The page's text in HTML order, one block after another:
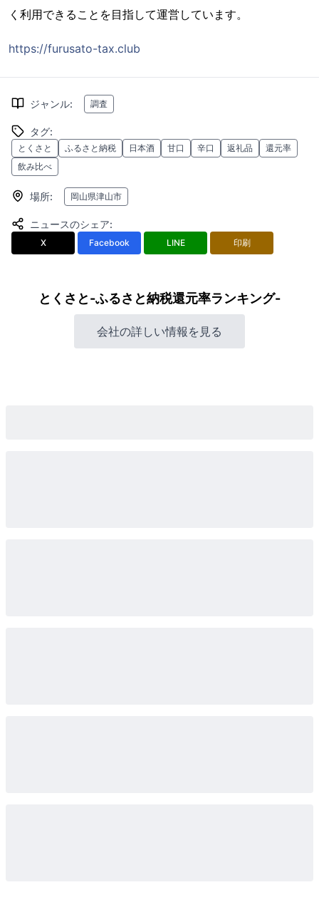
く利用できることを目指して運営しています。
https://furusato-tax.club
ジャンル: 調査
タグ:
とくさと ふるさと納税 日本酒 甘口 辛口 返礼品
還元率
飲み比べ
場所: 岡山県津山市
ニュースのシェア:
X Facebook LINE 印刷
とくさと-ふるさと納税還元率ランキング-
会社の詳しい情報を見る